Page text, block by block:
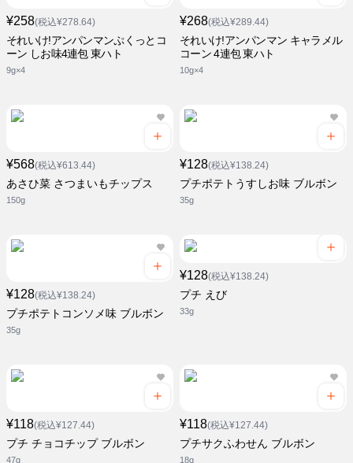
¥258(税込¥278.64)
それいけ!アンパンマンぷくっとコ
ーン しお味4連包 東ハト
9g×4
¥268(税込¥289.44)
それいけ!アンパンマン キャラメル
コーン 4連包 東ハト
10g×4
¥568(税込¥613.44)
あさひ菜 さつまいもチップス
150g
¥128(税込¥138.24)
プチポテトうすしお味 ブルボン
35g
¥128(税込¥138.24)
プチポテトコンソメ味 ブルボン
35g
¥128(税込¥138.24)
プチ えび
33g
¥118(税込¥127.44)
プチ チョコチップ ブルボン
47g
¥118(税込¥127.44)
プチサクふわせん ブルボン
18g